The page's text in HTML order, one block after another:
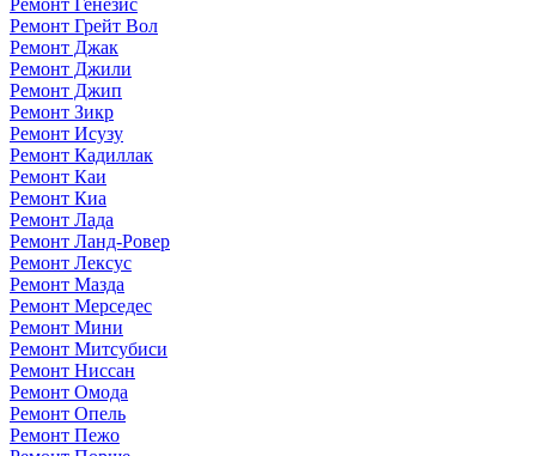
Ремонт Генезис
Ремонт Грейт Вол
Ремонт Джак
Ремонт Джили
Ремонт Джип
Ремонт Зикр
Ремонт Исузу
Ремонт Кадиллак
Ремонт Каи
Ремонт Киа
Ремонт Лада
Ремонт Ланд-Ровер
Ремонт Лексус
Ремонт Мазда
Ремонт Мерседес
Ремонт Мини
Ремонт Митсубиси
Ремонт Ниссан
Ремонт Омода
Ремонт Опель
Ремонт Пежо